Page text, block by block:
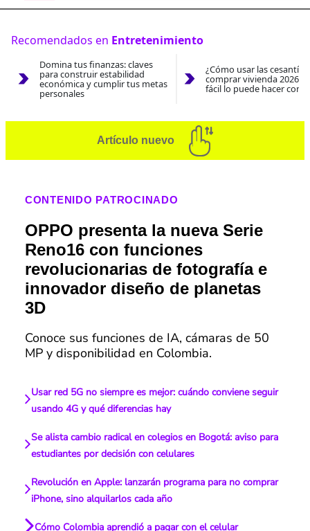
Recomendados en Entretenimiento
Domina tus finanzas: claves
para construir estabilidad
económica y cumplir tus metas
personales
¿Cómo usar las
comprar vivienda 2026?
fácil lo puede hacer con
Artículo nuevo
CONTENIDO PATROCINADO
OPPO presenta la nueva Serie
Reno16 con funciones
revolucionarias de fotografía e
innovador diseño de planetas
3D
Conoce sus funciones de IA, cámaras de 50
MP y disponibilidad en Colombia.
Usar red 5G no siempre es mejor: cuándo conviene seguir
usando 4G y qué diferencias hay
Se alista cambio radical en colegios en Bogotá: aviso para
estudiantes por decisión con celulares
Revolución en Apple: lanzarán programa para no comprar
iPhone, sino alquilarlos cada año
Cómo Colombia aprendió a pagar con el celular